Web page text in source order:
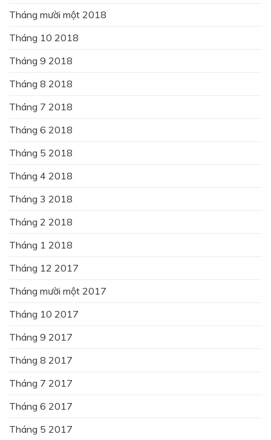
Tháng mười một 2018
Tháng 10 2018
Tháng 9 2018
Tháng 8 2018
Tháng 7 2018
Tháng 6 2018
Tháng 5 2018
Tháng 4 2018
Tháng 3 2018
Tháng 2 2018
Tháng 1 2018
Tháng 12 2017
Tháng mười một 2017
Tháng 10 2017
Tháng 9 2017
Tháng 8 2017
Tháng 7 2017
Tháng 6 2017
Tháng 5 2017